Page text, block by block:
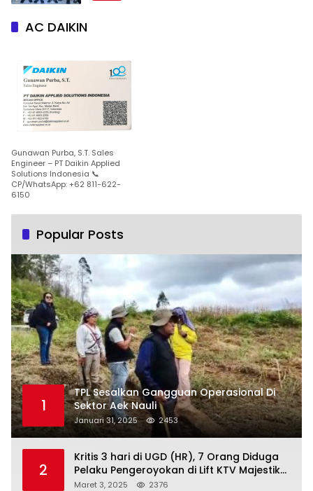
AC DAIKIN
Gunawan Purba, S.T. Sales
Engineer – PT Daikin Applied
Solutions Indonesia 📞
CP/WhatsApp: +62 811-622-
6150
Popular Posts
1
TPL Sesalkan Gangguan Operasional Di
Sektor Aek Nauli
Januari 31, 2025 2453
2
Kritis 3 hari di UGD (HR), 7 Orang Diduga
Pelaku Pengeroyokan di Lift KTV Majestik
Melenggang Bebas, Kantor Hukum JAP
Maret 3, 2025 2376